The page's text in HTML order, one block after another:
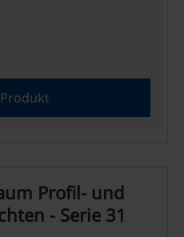
Profil- und
- Serie 31